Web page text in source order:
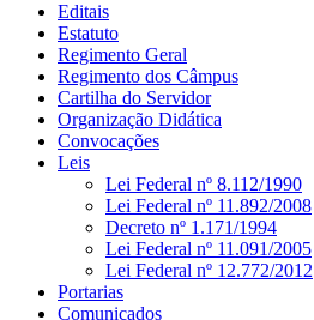
Editais
Estatuto
Regimento Geral
Regimento dos Câmpus
Cartilha do Servidor
Organização Didática
Convocações
Leis
Lei Federal nº 8.112/1990
Lei Federal nº 11.892/2008
Decreto nº 1.171/1994
Lei Federal nº 11.091/2005
Lei Federal nº 12.772/2012
Portarias
Comunicados